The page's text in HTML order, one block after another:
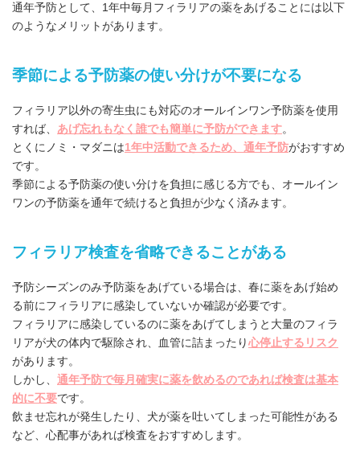
通年予防として、1年中毎月フィラリアの薬をあげることには以下
のようなメリットがあります。
季節による予防薬の使い分けが不要になる
フィラリア以外の寄生虫にも対応のオールインワン予防薬を使用
すれば、 あげ忘れもなく誰でも簡単に予防ができます。
とくにノミ・マダニは1年中活動できるため、通年予防がおすすめ
です。
季節による予防薬の使い分けを負担に感じる方でも、オールイン
ワンの予防薬を通年で続けると負担が少なく済みます。
フィラリア検査を省略できることがある
予防シーズンのみ予防薬をあげている場合は、春に薬をあげ始め
る前にフィラリアに感染していないか確認が必要です。
フィラリアに感染しているのに薬をあげてしまうと大量のフィラ
リアが犬の体内で駆除され、血管に詰まったり心停止するリスク
があります。
しかし、 通年予防で毎月確実に薬を飲めるのであれば検査は基本
的に不要です。
飲ませ忘れが発生したり、犬が薬を吐いてしまった可能性がある
など、心配事があれば検査をおすすめします。